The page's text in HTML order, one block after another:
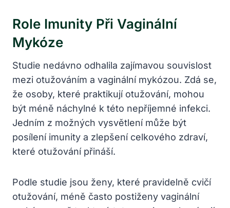
Role Imunity Při Vaginální
Mykóze
Studie nedávno odhalila zajímavou souvislost
mezi otužováním a vaginální mykózou. Zdá se,
že osoby, které praktikují otužování, mohou
být méně náchylné k této nepříjemné infekci.
Jedním z možných vysvětlení může být
posílení imunity a zlepšení celkového zdraví,
které otužování přináší.
Podle studie jsou ženy, které pravidelně cvičí
otužování, méně často postiženy vaginální